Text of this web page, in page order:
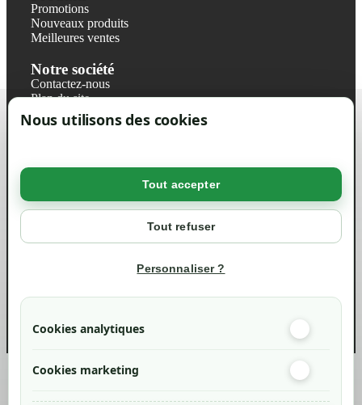
Nous utilisons des cookies
Tout accepter
Tout refuser
Personnaliser ?
Cookies analytiques
Cookies marketing
Promotions
Nouveaux produits
Meilleures ventes
Notre société
Contactez-nous
Plan du site
Magasin
Mentions légales
Politique de confidentialité RGPD
Votre compte
info@green-tech-shop.com